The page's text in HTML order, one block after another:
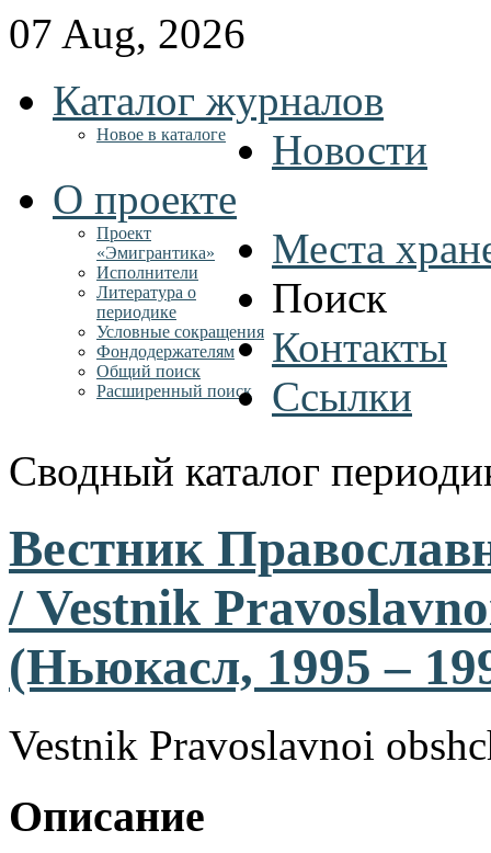
07 Aug, 2026
Каталог журналов
Новое в каталоге
Новости
О проекте
Проект
«Эмигрантика»
Исполнители
Литература о
периодике
Условные сокращения
Фондодержателям
Места
Поиск
Общий поиск
Расширенный поиск
Контакты
Ссылки
Сводный каталог
Вестник
/ Vestnik
(Ньюкасл, 1995 –
Vestnik Pravoslavnoi
Описание